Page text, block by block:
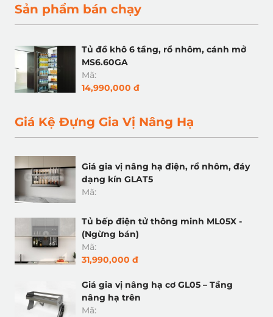
Sản phẩm bán chạy
Tủ đồ khô 6 tầng, rổ nhôm, cánh mở
MS6.60GA
Mã:
14,990,000 đ
Giá Kệ Đựng Gia Vị Nâng Hạ
Giá gia vị nâng hạ điện, rổ nhôm, đáy
dạng kín GLAT5
Mã:
Tủ bếp điện tử thông minh ML05X -
(Ngừng bán)
Mã:
31,990,000 đ
Giá gia vị nâng hạ cơ GL05 – Tầng
nâng hạ trên
Mã: